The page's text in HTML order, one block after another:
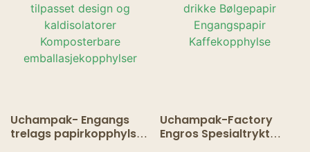
Uchampak- Engangs
trelags papirkopphylser
Uchampak-Factory
Engros Spesialtrykt